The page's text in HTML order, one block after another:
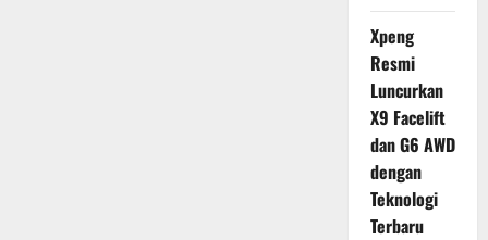
Xpeng
Resmi
Luncurkan
X9 Facelift
dan G6 AWD
dengan
Teknologi
Terbaru